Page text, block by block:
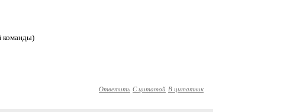
команды)
Ответить С цитатой В цитатник